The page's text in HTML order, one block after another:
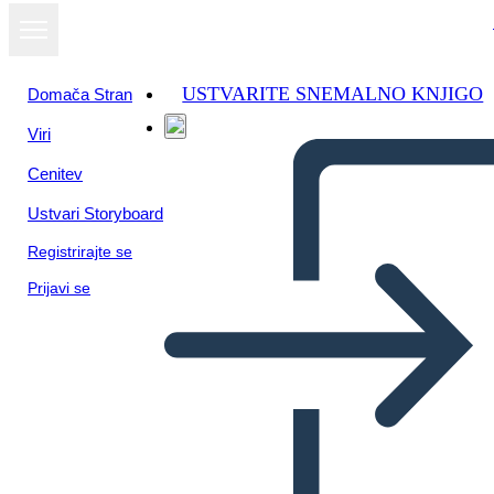
Domača Stran
Viri
Cenitev
Ustvari Storyboard
Registrirajte se
Prijavi se
USTVARITE SNEMALNO KNJIGO
Oglejte si kot
diaprojekcijo